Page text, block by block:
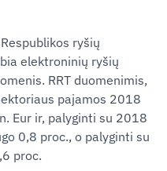
ryšių
elektroninių ryšių
RRT duomenimis,
pajamos 2018
Eur ir, palyginti su 2018
0,8 proc., o palyginti su
proc.